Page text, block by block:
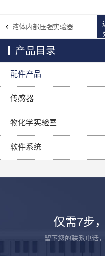
液体内部压强实验器
产品目录
配件产品
传感器
物化学实验室
软件系统
仅需7步
留下您的联系电话